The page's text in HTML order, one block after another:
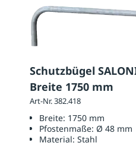
Schutzbügel
Breite 1750 mm
Art-Nr. 382.418
Breite: 1750 mm
Pfostenmaße: Ø 48 mm
Material: Stahl